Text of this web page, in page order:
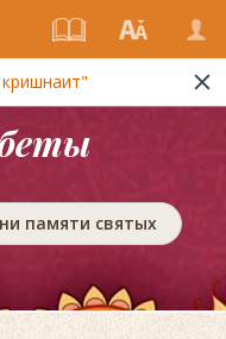
памяти святых